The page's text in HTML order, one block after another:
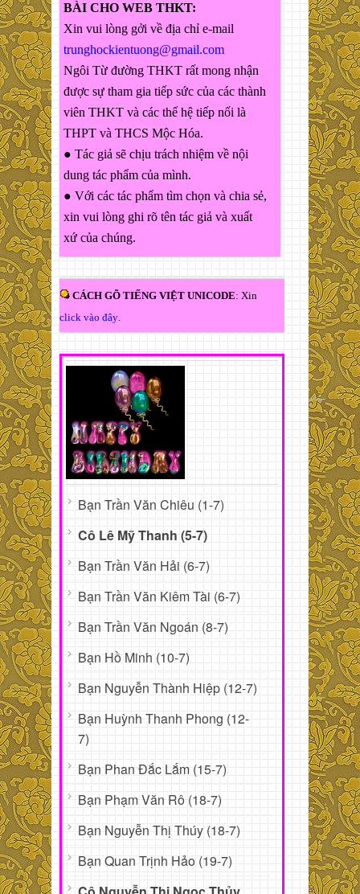
BÀI CHO WEB THKT:
Xin vui lòng gởi về địa chỉ e-mail
trunghockientuong@gmail.com
Ngôi Từ đường THKT rất mong nhận
được sự tham gia tiếp sức của các thành
viên THKT và các thế hệ tiếp nối là
THPT và THCS Mộc Hóa.
● Tác giả sẽ chịu trách nhiệm về nội
dung tác phẩm của mình.
● Với các tác phẩm tìm chọn và chia sẻ,
xin vui lòng ghi rõ tên tác giả và xuất
xứ của chúng.
CÁCH GÕ TIẾNG VIỆT UNICODE: Xin
click vào đây.
Bạn Trần Văn Chiêu (1-7)
Cô Lê Mỹ Thanh (5-7)
Bạn Trần Văn Hải (6-7)
Bạn Trần Văn Kiêm Tài (6-7)
Bạn Trần Văn Ngoán (8-7)
Bạn Hồ Minh (10-7)
Bạn Nguyễn Thành Hiệp (12-7)
Bạn Huỳnh Thanh Phong (12-
7)
Bạn Phan Đắc Lắm (15-7)
Bạn Phạm Văn Rô (18-7)
Bạn Nguyễn Thị Thúy (18-7)
Bạn Quan Trịnh Hảo (19-7)